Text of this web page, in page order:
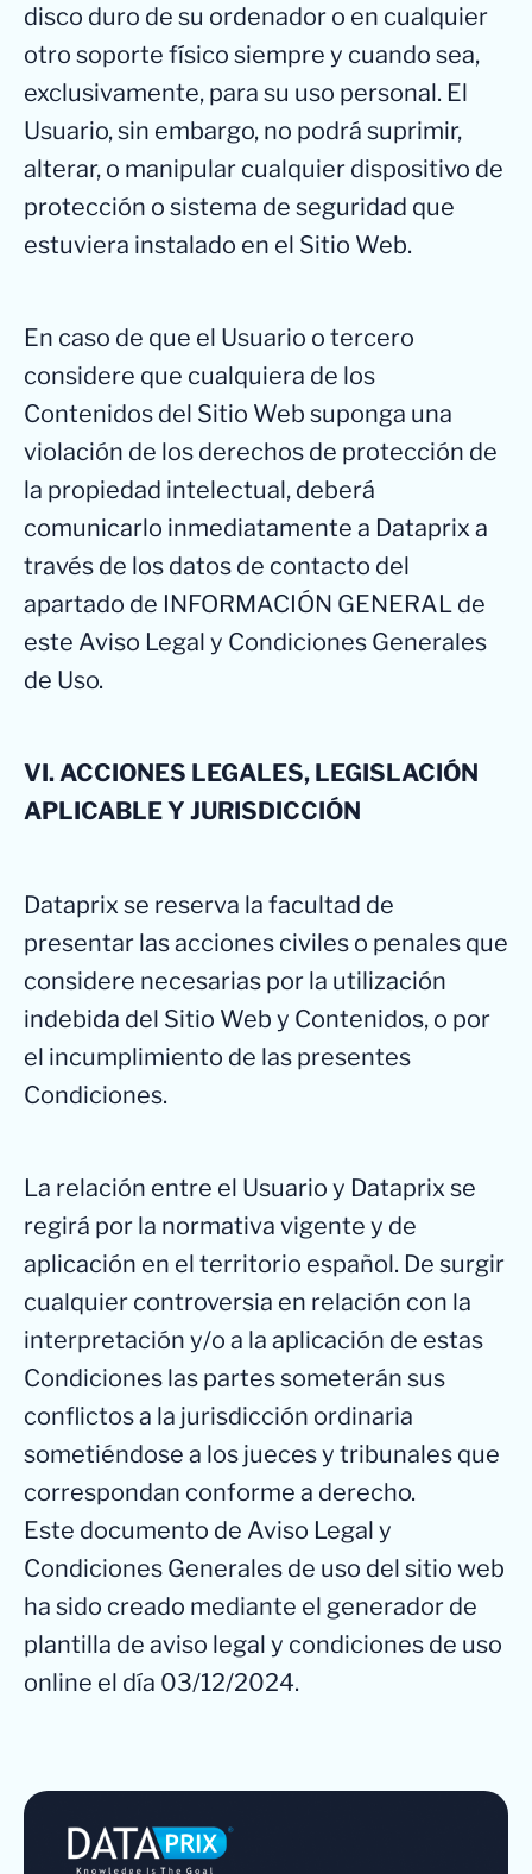
disco duro de su ordenador o en cualquier
otro soporte físico siempre y cuando sea,
exclusivamente, para su uso personal. El
Usuario, sin embargo, no podrá suprimir,
alterar, o manipular cualquier dispositivo de
protección o sistema de seguridad que
estuviera instalado en el Sitio Web.
En caso de que el Usuario o tercero
considere que cualquiera de los
Contenidos del Sitio Web suponga una
violación de los derechos de protección de
la propiedad intelectual, deberá
comunicarlo inmediatamente a Dataprix a
través de los datos de contacto del
apartado de INFORMACIÓN GENERAL de
este Aviso Legal y Condiciones Generales
de Uso.
VI. ACCIONES LEGALES, LEGISLACIÓN
APLICABLE Y JURISDICCIÓN
Dataprix se reserva la facultad de
presentar las acciones civiles o penales que
considere necesarias por la utilización
indebida del Sitio Web y Contenidos, o por
el incumplimiento de las presentes
Condiciones.
La relación entre el Usuario y Dataprix se
regirá por la normativa vigente y de
aplicación en el territorio español. De surgir
cualquier controversia en relación con la
interpretación y/o a la aplicación de estas
Condiciones las partes someterán sus
conflictos a la jurisdicción ordinaria
sometiéndose a los jueces y tribunales que
correspondan conforme a derecho.
Este documento de Aviso Legal y
Condiciones Generales de uso del sitio web
ha sido creado mediante el generador de
plantilla de aviso legal y condiciones de uso
online el día 03/12/2024.